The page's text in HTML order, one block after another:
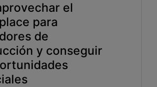
el
para
de
y conseguir